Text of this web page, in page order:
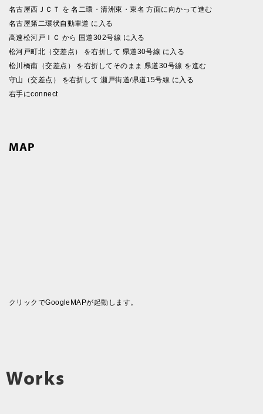
名古屋西ＪＣＴ を 名二環・清洲東・東名 方面に向かって進む
名古屋第二環状自動車道 に入る
高速松河戸ＩＣ から 国道302号線 に入る
松河戸町北（交差点） を右折して 県道30号線 に入る
松川橋南（交差点） を右折してそのまま 県道30号線 を進む
守山（交差点） を右折して 瀬戸街道/県道15号線 に入る
右手にconnect
MAP
クリックでGoogleMAPが起動します。
Works